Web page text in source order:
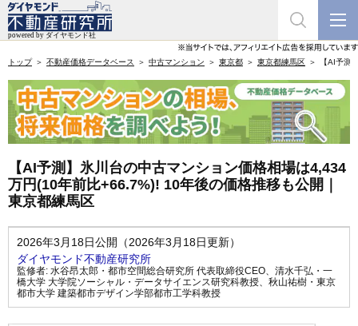
トップ 不動産価格データベース 中古マンション 東京都 東京都練馬区 【AI予測
【AI予測】氷川台の中古マンション価格相場は4,434
万円(10年前比+66.7%)! 10年後の価格推移も公開｜
東京都練馬区
2026年3月18日公開（2026年3月18日更新）
ダイヤモンド不動産研究所
監修者: 水谷昂太郎・都市空間総合研究所 代表取締役CEO、 清水千弘・一
橋大学 大学院ソーシャル・データサイエンス研究科教授、 秋山祐樹・東京
都市大学 建築都市デザイン学部都市工学科教授